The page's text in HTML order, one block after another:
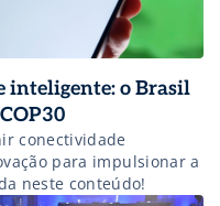
inteligente: o Brasil
conectividade
para impulsionar a
neste conteúdo!